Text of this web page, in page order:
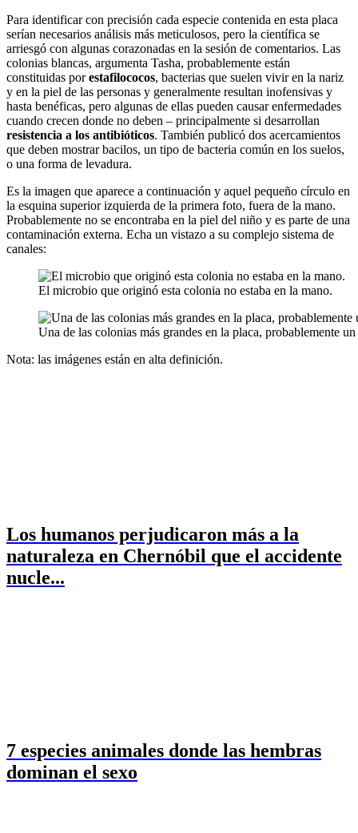
Para identificar con precisión cada especie contenida en esta placa
serían necesarios análisis más meticulosos, pero la científica se
arriesgó con algunas corazonadas en la sesión de comentarios. Las
colonias blancas, argumenta Tasha, probablemente están
constituidas porestafilococos, bacterias que suelen vivir en la nariz
y en la piel de las personas y generalmente resultan inofensivas y
hasta benéficas, pero algunas de ellas pueden causar enfermedades
cuando crecen donde no deben – principalmente si desarrollan
resistencia a los antibióticos. También publicó dos acercamientos
que deben mostrar bacilos, un tipo de bacteria común en los suelos,
o una forma de levadura.
Es la imagen que aparece a continuación y aquel pequeño círculo en
la esquina superior izquierda de la primera foto, fuera de la mano.
Probablemente no se encontraba en la piel del niño y es parte de una
contaminación externa. Echa un vistazo a su complejo sistema de
canales:
El microbio que originó esta colonia no estaba en la mano.
Una de las colonias más grandes en la placa, probablemente
Nota: las imágenes están en alta definición.
Los humanos perjudicaron más a la
naturaleza en Chernóbil que el accidente
nucle...
7 especies animales donde las hembras
dominan el sexo